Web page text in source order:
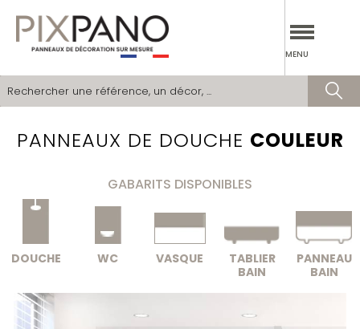
MENU
VERRIÈRES
CATALOGUES
SIMULATEUR
DEVENIR PARTENAIRE
NOS RÉALISATIONS
PANNEAUX DE DOUCHE COULEUR
GABARITS DISPONIBLES
DOUCHE WC VASQUE
TABLIER
BAIN
PANNEAU
BAIN